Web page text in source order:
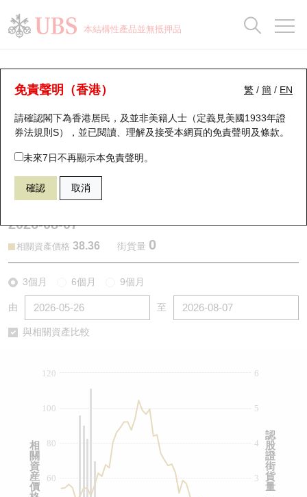
本結構性產品並無抵押品
繁 / 簡 / EN
免責聲明（香港）
請確認閣下為香港居民，及並非美籍人士（定義見美國1933年證
券法規則S），並已閱讀、理解及接受本網頁的免責聲明及條款。
未來7日不再顯示本免責聲明。
確認 取消
認股證分析儀
表現 街貨統計 比較
29594 瑞銀認購 1888 建滔積層板
2026-08-07
相關資產價格 38.36 街貨量 0
3個月 6個月 9個月
由 至
與相關資產比較
3
4
5
6
60
80
100
120
認
股
證
街
貨
量
相
關
資
産
價
瑞銀認股證一覽
新發行瑞銀認股證
即將到期認股證
認股證到期結算價查詢
認股證分析儀
認股證/牛熊證日誌
街貨統計
比較
牛熊全景快搜
牛熊證搜尋
牛熊證街貨分佈圖
正股牛熊證列表
新發行瑞銀牛熊證
牛熊證到期結算價查詢
牛熊證文件及公告
牛熊證文件及公告 (瑞信)
街貨統計
比較
十大升幅/跌幅
十大認股證成交分佈
十天股證佔大市成交
資金流
街貨統計
正股分析儀
二十大活躍股份
恒指成份股
國指成份股
科指成份股
中資ETFs溢價比較
收市競價變化
持股比重
顯示所有持股比重
每月輪證大市專題
輪證專欄
講座及教育短片
認股證投資者教育
牛熊證投資者教育